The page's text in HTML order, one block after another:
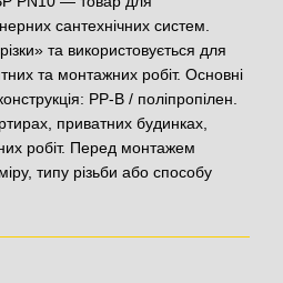
сантехнічних систем.
та використовується для
та монтажних робіт. Основні
PP-B / поліпропілен.
приватних будинках,
робіт. Перед монтажем
типу різьби або способу